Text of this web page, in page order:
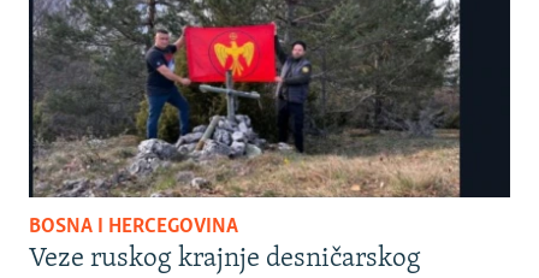
BOSNA I HERCEGOVINA
Veze ruskog krajnje desničarskog